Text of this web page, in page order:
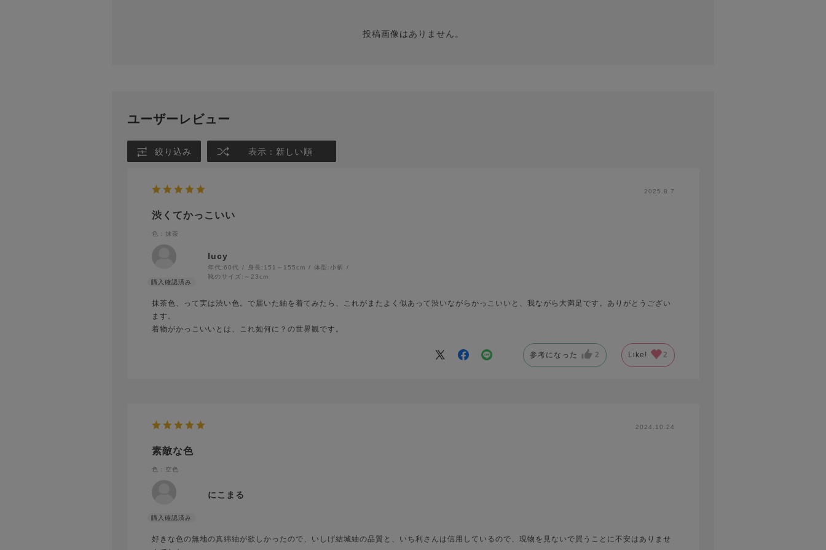
投稿画像はありません。
ユーザーレビュー
絞り込み 表示：新しい順
2025.8.7
渋くてかっこいい
色：抹茶
lucy
年代:60代 身長: 151～155cm 体型:小柄
靴のサイズ: ～23cm
抹茶色、って実は渋い色。で届いた紬を着てみたら、これがまたよく似あって渋いながらかっこいいと、我ながら大満足です。ありがとうござい
ます。
着物がかっこいいとは、これ如何に？の世界観です。
参考になった 2 Like! 2
2024.10.24
素敵な色
色：空色
にこまる
好きな色の無地の真綿紬が欲しかったので、いしげ結城紬の品質と、いち利さんは信用しているので、現物を見ないで買うことに不安はありませ